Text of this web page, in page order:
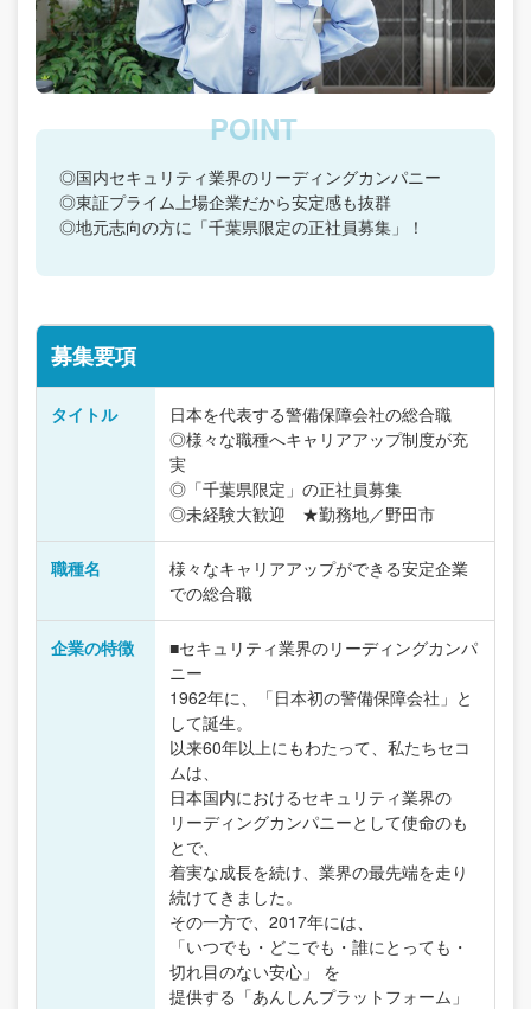
◎国内セキュリティ業界のリーディングカンパニー
◎東証プライム上場企業だから安定感も抜群
◎地元志向の方に「千葉県限定の正社員募集」！
募集要項
タイトル
日本を代表する警備保障会社の総合職
◎様々な職種へキャリアアップ制度が充
実
◎「千葉県限定」の正社員募集
◎未経験大歓迎 ★勤務地／野田市
職種名
様々なキャリアアップができる安定企業
での総合職
企業の特徴
■セキュリティ業界のリーディングカンパ
ニー
1962年に、「日本初の警備保障会社」と
して誕生。
以来60年以上にもわたって、私たちセコ
ムは、
日本国内におけるセキュリティ業界の
リーディングカンパニーとして使命のも
とで、
着実な成長を続け、業界の最先端を走り
続けてきました。
その一方で、2017年には、
「いつでも・どこでも・誰にとっても・
切れ目のない安心」 を
提供する「あんしんプラットフォーム」